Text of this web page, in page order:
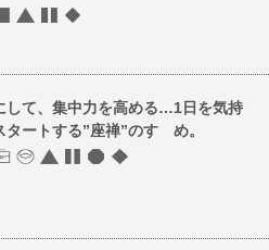
して、集中力を高める…1日を気持
タートする”座禅”のすゝめ。